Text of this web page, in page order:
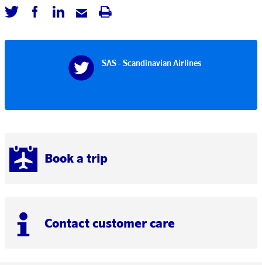
Book a trip
Contact customer care
SAS - Scandinavian Airlines